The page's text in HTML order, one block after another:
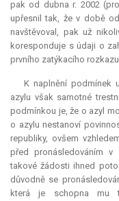
pak od dubna r. 2002
upřesnil tak, že v době
navštěvoval, pak už
koresponduje s údaji o
prvního zatýkacího
K naplnění podmínek
azylu však samotné
podmínkou je, že o azyl
o azylu nestanoví
republiky, ovšem
před pronásledováním
takové žádosti ihned
důvodně se
která je schopna mu